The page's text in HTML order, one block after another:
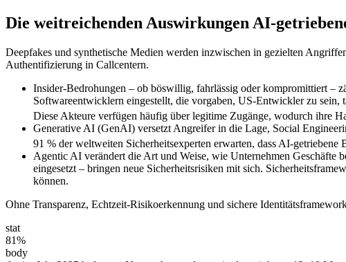
Die weitreichenden Auswirkungen AI-
Deepfakes und synthetische Medien werden inzwischen in gezielten
Authentifizierung in Callcentern.
Insider-Bedrohungen – ob böswillig, fahrlässig oder kompromittiert –
Softwareentwicklern eingestellt, die vorgaben, US-Entwickler zu sein,
Diese Akteure verfügen häufig über legitime Zugänge, wodurch ihre
Generative AI (GenAI) versetzt Angreifer in die Lage, Social
91 % der weltweiten Sicherheitsexperten erwarten, dass AI-
Agentic AI verändert die Art und Weise, wie Unternehmen Geschäfte
eingesetzt – bringen neue Sicherheitsrisiken mit sich.
können.
Ohne Transparenz, Echtzeit-Risikoerkennung und sichere
stat
81%
body